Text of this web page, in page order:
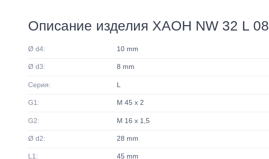
Описание изделия XAOH NW 32 L 08
Ø d4: 10 mm
Ø d3: 8 mm
Серия: L
G1: M 45 x 2
G2: M 16 x 1,5
Ø d2: 28 mm
L1: 45 mm